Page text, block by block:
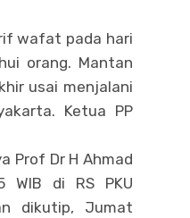
wafat pada hari
orang. Mantan
usai menjalani
Ketua PP
Prof Dr H Ahmad
di RS PKU
dikutip, Jumat